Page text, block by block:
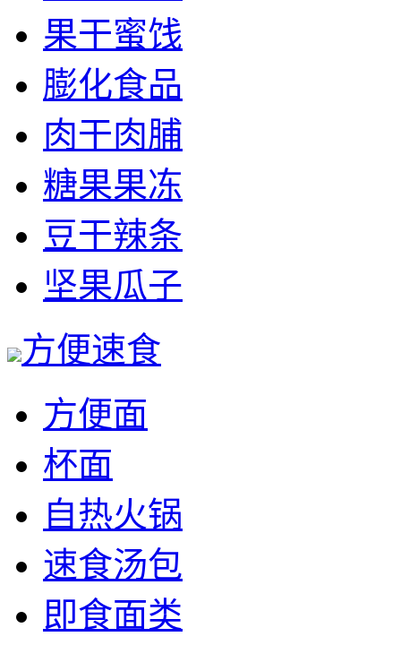
果干蜜饯
膨化食品
肉干肉脯
糖果果冻
豆干辣条
坚果瓜子
方便速食
方便面
杯面
自热火锅
速食汤包
即食面类